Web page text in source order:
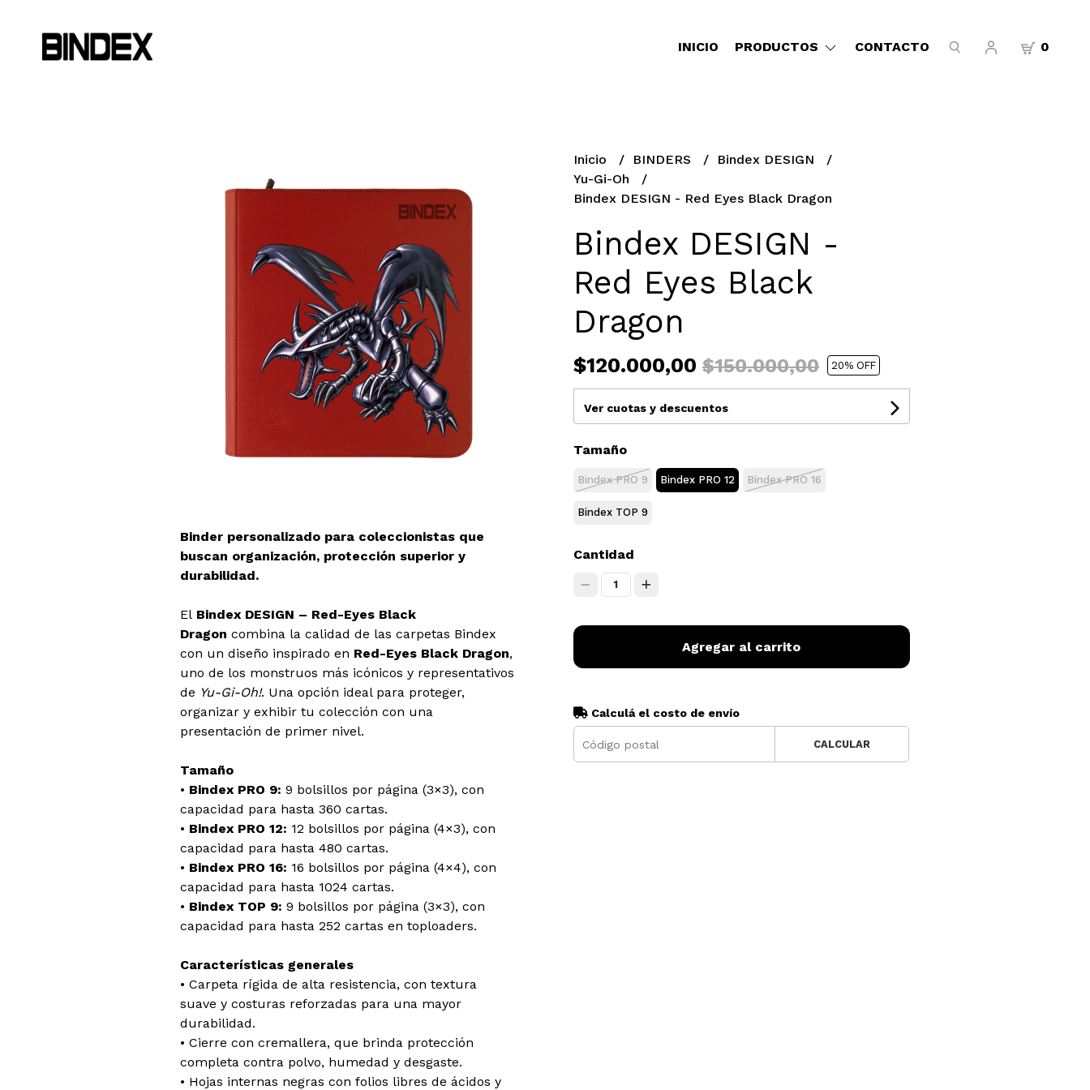
INICIO PRODUCTOS CONTACTO 0
Binder personalizado para coleccionistas que
buscan organización, protección superior y
durabilidad.
El Bindex DESIGN – Red-Eyes Black
Dragon combina la calidad de las carpetas Bindex
con un diseño inspirado en Red-Eyes Black Dragon,
uno de los monstruos más icónicos y representativos
de Yu-Gi-Oh!. Una opción ideal para proteger,
organizar y exhibir tu colección con una
presentación de primer nivel.
Tamaño
• Bindex PRO 9: 9 bolsillos por página (3×3), con
capacidad para hasta 360 cartas.
• Bindex PRO 12: 12 bolsillos por página (4×3), con
capacidad para hasta 480 cartas.
• Bindex PRO 16: 16 bolsillos por página (4×4), con
capacidad para hasta 1024 cartas.
• Bindex TOP 9: 9 bolsillos por página (3×3), con
capacidad para hasta 252 cartas en toploaders.
Características generales
• Carpeta rígida de alta resistencia, con textura
suave y costuras reforzadas para una mayor
durabilidad.
• Cierre con cremallera, que brinda protección
completa contra polvo, humedad y desgaste.
• Hojas internas negras con folios libres de ácidos y
Inicio BINDERS
Bindex DESIGN
Yu-Gi-Oh
Bindex DESIGN - Red Eyes Black Dragon
Bindex DESIGN -
Red Eyes Black
Dragon
$120.000,00 $150.000,00 20% OFF
Ver cuotas y descuentos
Tamaño
Bindex PRO 9 Bindex PRO 12 Bindex PRO 16
Bindex TOP 9
Cantidad
1
Agregar al carrito
Calculá el costo de envío
CALCULAR